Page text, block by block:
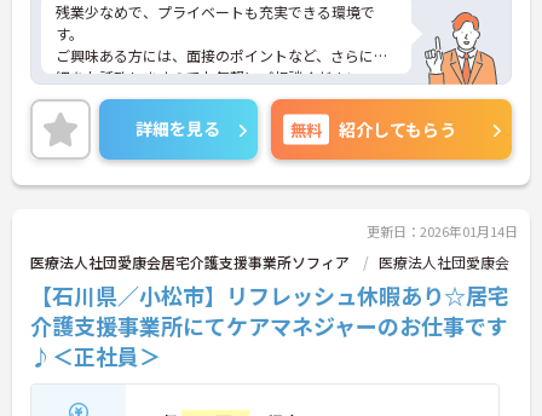
残業少なめで、プライベートも充実できる環境で
す。
ご興味ある方には、面接のポイントなど、さらに詳
細をお話致しますのでお気軽にご相談ください。
詳細を見る 無料 紹介してもらう
更新日：2026年01月14日
医療法人社団愛康会居宅介護支援事業所ソフィア 医療法人社団愛康会
【石川県／小松市】リフレッシュ休暇あり☆居宅
介護支援事業所にてケアマネジャーのお仕事です
♪＜正社員＞